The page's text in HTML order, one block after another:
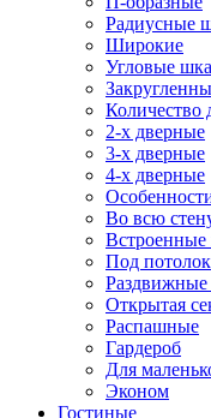
Радиусные
Широкие
Угловые
Количество
2-х дверные
3-х дверные
4-х дверные
Во всю
Под потолок
Открытая
Распашные
Гардероб
Для
Эконом
Гостиные